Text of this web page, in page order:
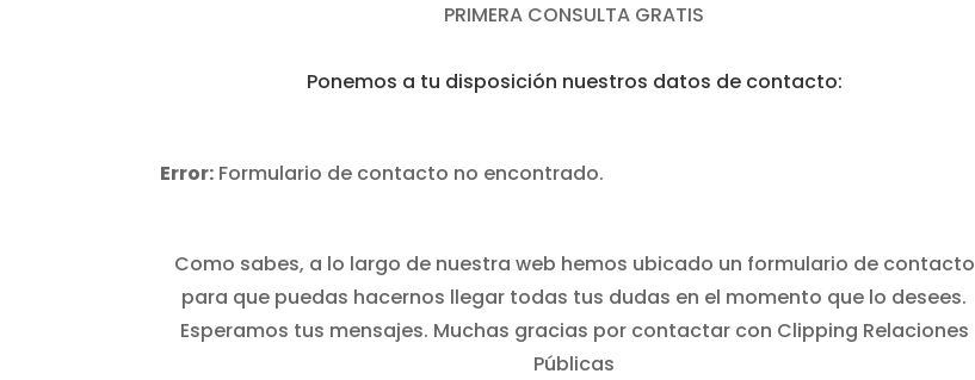
PRIMERA CONSULTA GRATIS
Ponemos a tu disposición nuestros datos de contacto:
Error: Formulario de contacto no encontrado.
Como sabes, a lo largo de nuestra web hemos ubicado un formulario de contacto
para que puedas hacernos llegar todas tus dudas en el momento que lo desees.
Esperamos tus mensajes. Muchas gracias por contactar con Clipping Relaciones
Públicas